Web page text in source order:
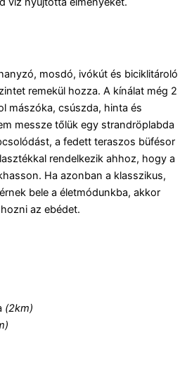
mosdó, ivókút és biciklitároló
remekül hozza. A kínálat még 2
mászóka, csúszda, hinta és
messze tőlük egy strandröplabda
a fedett teraszos büfésor
rendelkezik ahhoz, hogy a
Ha azonban a klasszikus,
bele a életmódunkba, akkor
az ebédet.
(2km)